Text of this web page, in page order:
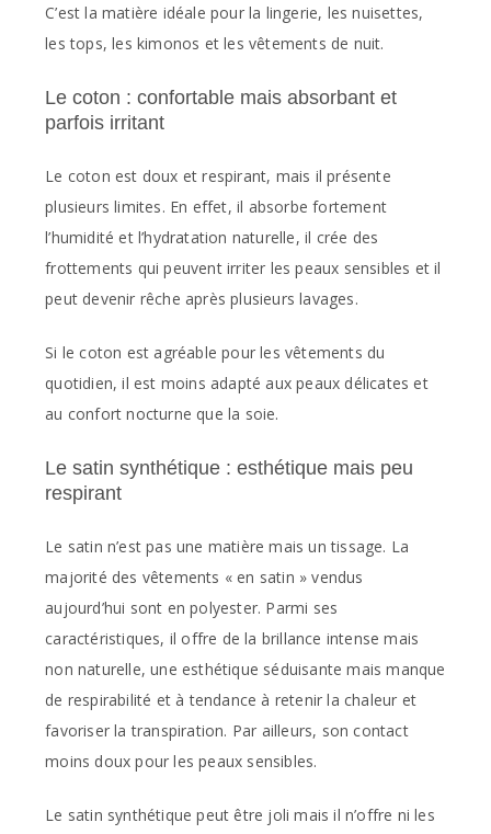
C’est la matière idéale pour la lingerie, les nuisettes,
les tops, les kimonos et les vêtements de nuit.
Le coton : confortable mais absorbant et
parfois irritant
Le coton est doux et respirant, mais il présente
plusieurs limites. En effet, il absorbe fortement
l’humidité et l’hydratation naturelle, il crée des
frottements qui peuvent irriter les peaux sensibles et il
peut devenir rêche après plusieurs lavages.
Si le coton est agréable pour les vêtements du
quotidien, il est moins adapté aux peaux délicates et
au confort nocturne que la soie.
Le satin synthétique : esthétique mais peu
respirant
Le satin n’est pas une matière mais un tissage. La
majorité des vêtements « en satin » vendus
aujourd’hui sont en polyester. Parmi ses
caractéristiques, il offre de la brillance intense mais
non naturelle, une esthétique séduisante mais manque
de respirabilité et à tendance à retenir la chaleur et
favoriser la transpiration. Par ailleurs, son contact
moins doux pour les peaux sensibles.
Le satin synthétique peut être joli mais il n’offre ni les